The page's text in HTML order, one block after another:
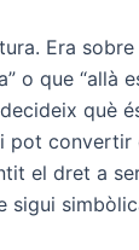
Era
o que “allà
què
convertir
el dret a
sigui